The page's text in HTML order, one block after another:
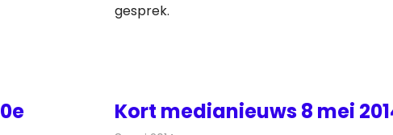
gesprek.
Kort medianieuws 8 mei